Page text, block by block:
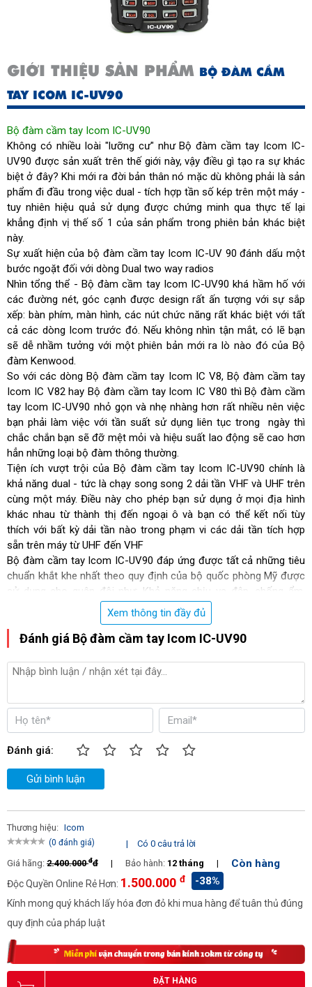
Thời gian bảo hành phụ kiện6
Công suất âm thanh (W) 0.75
Điện áp pin (V)
Xuất xứ
GIỚI THIỆU SẢN PHẨM BỘ ĐÀM CẦM
TAY ICOM IC-UV90
Bộ đàm cầm tay Icom IC-UV90
Không có nhiều loài "lưỡng cư" như Bộ đàm cầm tay Icom IC-
UV90 được sản xuất trên thế giới này, vậy điều gì tạo ra sự khác
biệt ở đây? Khi mới ra đời bản thân nó mặc dù không phải là sản
phẩm đi đầu trong việc dual - tích hợp tần số kép trên một máy -
tuy nhiên hiệu quả sử dụng được chứng minh qua thực tế lại
khẳng định vị thế số 1 của sản phẩm trong phiên bản khác biệt
này.
Sự xuất hiện của bộ đàm cầm tay Icom IC-UV 90 đánh dấu một
bước ngoặt đối với dòng Dual two way radios
Nhìn tổng thể - Bộ đàm cầm tay Icom IC-UV90 khá hầm hố với
các đường nét, góc cạnh được design rất ấn tượng với sự sắp
xếp: bàn phím, màn hình, các nút chức năng rất khác biệt với tất
cả các dòng Icom trước đó. Nếu không nhìn tận mắt, có lẽ bạn
sẽ dễ nhầm tưởng với một phiên bản mới ra lò nào đó của Bộ
đàm Kenwood.
So với các dòng Bộ đàm cầm tay Icom IC V8, Bộ đàm cầm tay
Icom IC V82 hay Bộ đàm cầm tay Icom IC V80 thì Bộ đàm cầm
tay Icom IC-UV90 nhỏ gọn và nhẹ nhàng hơn rất nhiều nên việc
bạn phải làm việc với tần suất sử dụng liên tục trong ngày thì
chắc chắn bạn sẽ đỡ mệt mỏi và hiệu suất lao động sẽ cao hơn
hẳn những loại bộ đàm thông thường.
Tiện ích vượt trội của Bộ đàm cầm tay Icom IC-UV90 chính là
khả năng dual - tức là chạy song song 2 dải tần VHF và UHF trên
cùng một máy. Điều này cho phép bạn sử dụng ở mọi địa hình
khác nhau từ thành thị đến ngoại ô và bạn có thể kết nối tùy
thích với bất kỳ dải tần nào trong phạm vi các dải tần tích hợp
sẵn trên máy từ UHF đến VHF
Bộ đàm cầm tay Icom IC-UV90 đáp ứng được tất cả những tiêu
chuẩn khắt khe nhất theo quy định của bộ quốc phòng Mỹ được
sử dụng cho quân đội như: Khả năng chịu va đập, chống ẩm,
chống bụi... nên việc vận hành một sản phẩm đạt chuẩn chắc
chắn sẽ làm bạn yên tâm tuyệt đối.
Hình ảnh Bộ đàm cầm tay Icom IC-UV90
Xem thông tin đầy đủ
Đánh giá Bộ đàm cầm tay Icom IC-UV90
Đánh giá:
Gửi bình luận
Thương hiệu: Icom
(0 đánh giá) |
Có 0 câu trả lời
Giá hãng: 2.400.000đđ | Bảo hành: 12 tháng | Còn hàng
Độc Quyền Online Rẻ Hơn: 1.500.000 đ -38%
Kính mong quý khách lấy hóa đơn đỏ khi mua hàng để tuân thủ đúng
quy định của pháp luật
ĐẶT HÀNG